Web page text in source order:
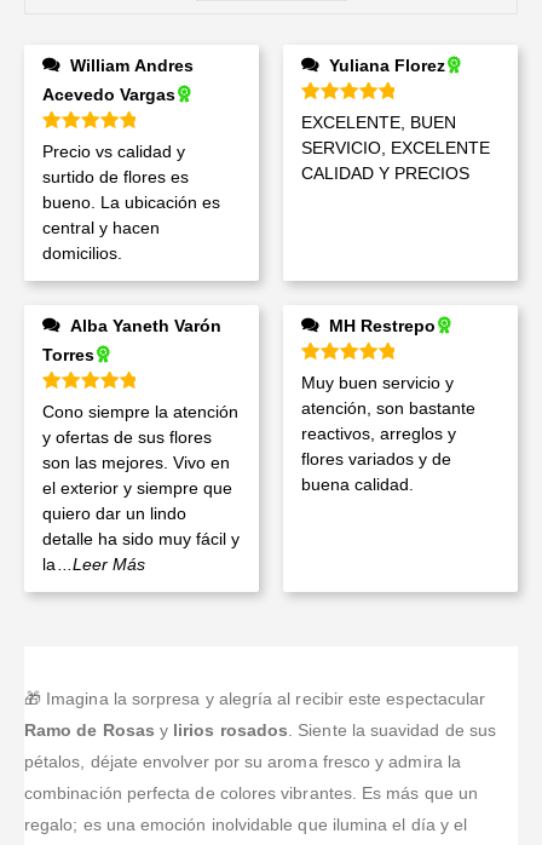
Acevedo Vargas
Valorado en5 de 5
Precio vs calidad y
surtido de flores es
bueno. La ubicación es
central y hacen
domicilios.
Yuliana Florez
Valorado en 5de 5
EXCELENTE, BUEN
SERVICIO, EXCELENTE
CALIDAD Y PRECIOS
Torres
Valorado en 5de 5
Cono siempre la atención
y ofertas de sus flores
son las mejores. Vivo en
el exterior y siempre que
quiero dar un lindo
detalle ha sido muy fácil y
la...Leer Más
MH Restrepo
Valorado en 5de 5
Muy buen servicio y
atención, son bastante
reactivos, arreglos y
flores variados y de
buena calidad.
🎁 Imagina la sorpresa y alegría al recibir este espectacular
Ramo de Rosas y lirios rosados. Siente la suavidad de sus
pétalos, déjate envolver por su aroma fresco y admira la
combinación perfecta de colores vibrantes. Es más que un
regalo; es una emoción inolvidable que ilumina el día y el